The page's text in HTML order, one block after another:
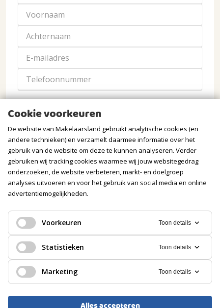
Verstuur mijn aanvraag
Wij gaan zorgvuldig om met jouw gegevens. Meer
informatie vind je in onze
Cookie voorkeuren
De website van Makelaarsland gebruikt analytische cookies (en
andere technieken) en verzamelt daarmee informatie over het
gebruik van de website om deze te kunnen analyseren. Verder
gebruiken wij tracking cookies waarmee wij jouw websitegedrag
onderzoeken, de website verbeteren, markt- en doelgroep
analyses uitvoeren en voor het gebruik van social media en online
advertentiemogelijkheden.
Voorkeuren Toon details
Statistieken Toon details
Marketing Toon details